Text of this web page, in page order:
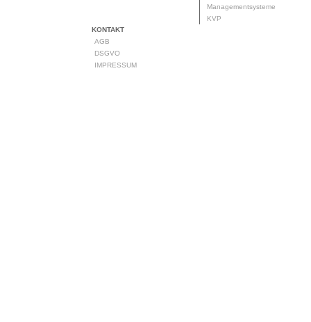
Managementsysteme
KVP
KONTAKT
AGB
DSGVO
IMPRESSUM